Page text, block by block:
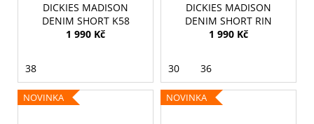
DICKIES MADISON
DENIM SHORT K58
1 990 Kč
38
DICKIES MADISON
DENIM SHORT RIN
1 990 Kč
30 36
NOVINKA NOVINKA